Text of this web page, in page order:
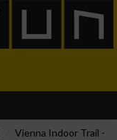
Vienna Indoor Trail -